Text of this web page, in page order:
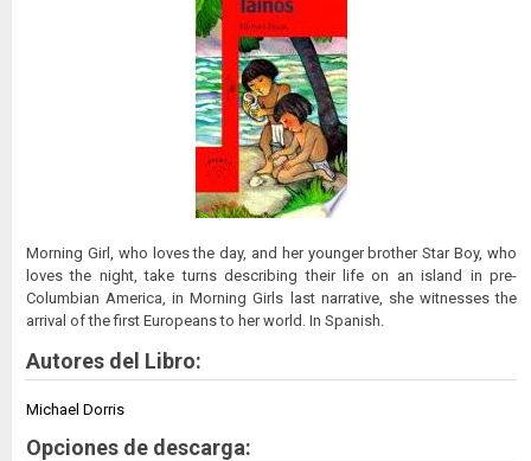
Morning Girl, who loves the day, and her younger brother Star Boy, who
loves the night, take turns describing their life on an island in pre-
Columbian America, in Morning Girls last narrative, she witnesses the
arrival of the first Europeans to her world. In Spanish.
Autores del Libro:
Michael Dorris
Opciones de descarga: